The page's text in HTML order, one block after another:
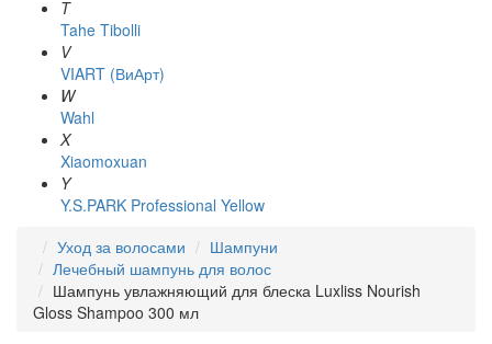
T
Tahe Tibolli
V
VIART (ВиАрт)
W
Wahl
X
Xiaomoxuan
Y
Y.S.PARK Professional Yellow
Уход за волосами
Шампуни
Лечебный шампунь для волос
Шампунь увлажняющий для блеска Luxliss Nourish
Gloss Shampoo 300 мл